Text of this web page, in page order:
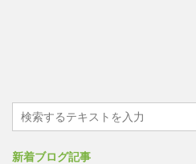
新着ブログ記事